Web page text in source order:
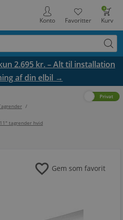
0
Kurv
Favoritter
Konto
2.695 kr. – Alt til installation
af din elbil →
/
tagrender hvid
Privat
favorite Gem som favorit